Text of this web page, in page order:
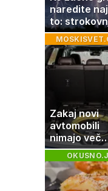
naredite
to:
opozarjajo
pogosto
Zakaj novi
avtomobili
nimajo več
rezervne